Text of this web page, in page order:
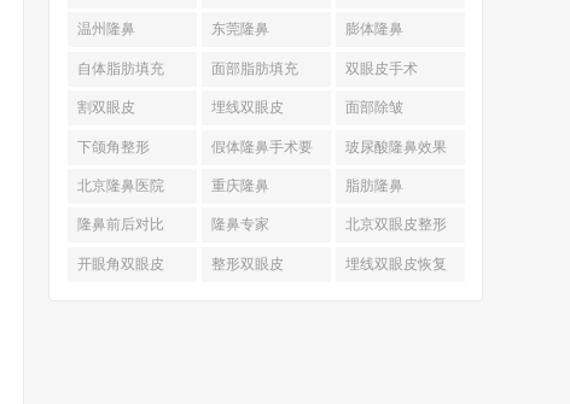
温州隆鼻 东莞隆鼻 膨体隆鼻
自体脂肪填充 面部脂肪填充 双眼皮手术
割双眼皮 埋线双眼皮 面部除皱
下颌角整形 假体隆鼻手术要
多少钱
玻尿酸隆鼻效果
北京隆鼻医院 重庆隆鼻 脂肪隆鼻
隆鼻前后对比 隆鼻专家 北京双眼皮整形
开眼角双眼皮 整形双眼皮 埋线双眼皮恢复